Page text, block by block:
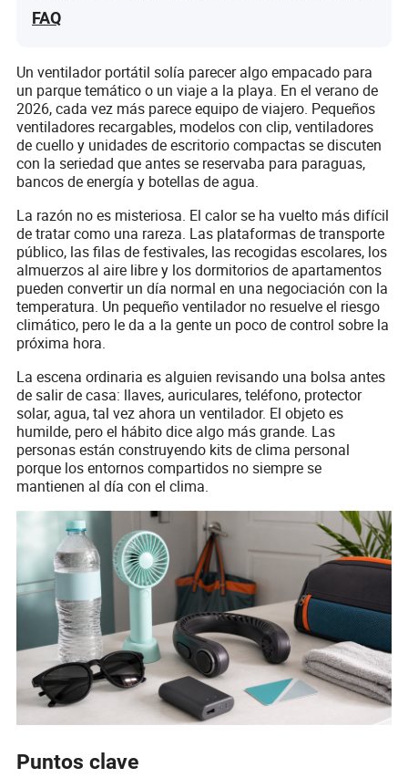
FAQ
Un ventilador portátil solía parecer algo empacado para
un parque temático o un viaje a la playa. En el verano de
2026, cada vez más parece equipo de viajero. Pequeños
ventiladores recargables, modelos con clip, ventiladores
de cuello y unidades de escritorio compactas se discuten
con la seriedad que antes se reservaba para paraguas,
bancos de energía y botellas de agua.
La razón no es misteriosa. El calor se ha vuelto más difícil
de tratar como una rareza. Las plataformas de transporte
público, las filas de festivales, las recogidas escolares, los
almuerzos al aire libre y los dormitorios de apartamentos
pueden convertir un día normal en una negociación con la
temperatura. Un pequeño ventilador no resuelve el riesgo
climático, pero le da a la gente un poco de control sobre la
próxima hora.
La escena ordinaria es alguien revisando una bolsa antes
de salir de casa: llaves, auriculares, teléfono, protector
solar, agua, tal vez ahora un ventilador. El objeto es
humilde, pero el hábito dice algo más grande. Las
personas están construyendo kits de clima personal
porque los entornos compartidos no siempre se
mantienen al día con el clima.
Puntos clave